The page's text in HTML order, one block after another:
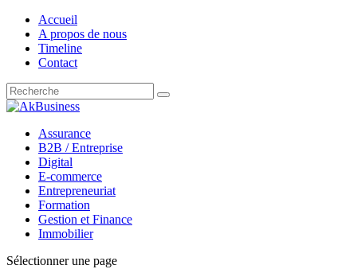
Accueil
A propos de nous
Timeline
Contact
Assurance
B2B / Entreprise
Digital
E-commerce
Entrepreneuriat
Formation
Gestion et Finance
Immobilier
Sélectionner une page